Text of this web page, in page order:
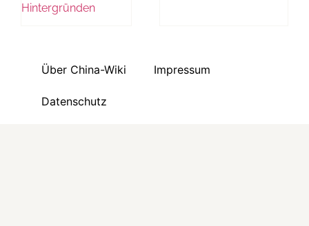
Hintergründen
Über China-Wiki Impressum
Datenschutz